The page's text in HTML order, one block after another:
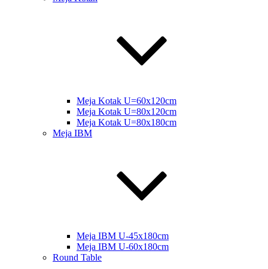
Meja Kotak U=60x120cm
Meja Kotak U=80x120cm
Meja Kotak U=80x180cm
Meja IBM
Meja IBM U-45x180cm
Meja IBM U-60x180cm
Round Table